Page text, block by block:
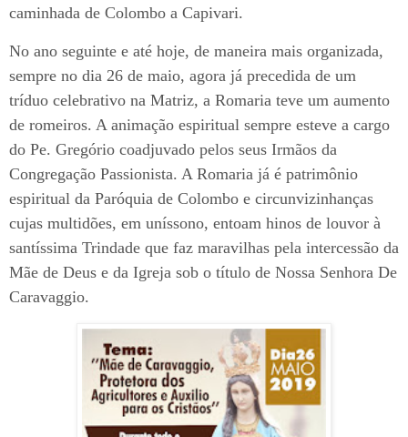
caminhada de Colombo a Capivari.
No ano seguinte e até hoje, de maneira mais organizada,
sempre no dia 26 de maio, agora já precedida de um
tríduo celebrativo na Matriz, a Romaria teve um aumento
de romeiros. A animação espiritual sempre esteve a cargo
do Pe. Gregório coadjuvado pelos seus Irmãos da
Congregação Passionista. A Romaria já é patrimônio
espiritual da Paróquia de Colombo e circunvizinhanças
cujas multidões, em uníssono, entoam hinos de louvor à
santíssima Trindade que faz maravilhas pela intercessão da
Mãe de Deus e da Igreja sob o título de Nossa Senhora De
Caravaggio.